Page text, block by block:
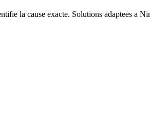
la cause exacte. Solutions adaptees a